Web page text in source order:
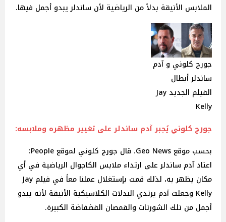
الملابس الأنيقة بدلاً من الرياضية لأن ساندلر يبدو أجمل فيها.
جورج كلوني و آدم
ساندلر أبطال
الفيلم الجديد Jay
Kelly
جورج كلوني يُجبر آدم ساندلر على تغيير مظهره وملابسه:
بحسب موقع Geo News، قال جورج كلوني لموقع People:
اعتاد آدم ساندلر على ارتداء ملابس الكاجوال الرياضية في أي
مكان يظهر به، لذلك قمت بإستغلال عملنا معاً في فيلم Jay
Kelly وجعلت آدم يرتدي البدلات الكلاسيكية الأنيقة لأنه يبدو
أجمل من تلك الشورتات والقمصان الفضفاضة الكبيرة.